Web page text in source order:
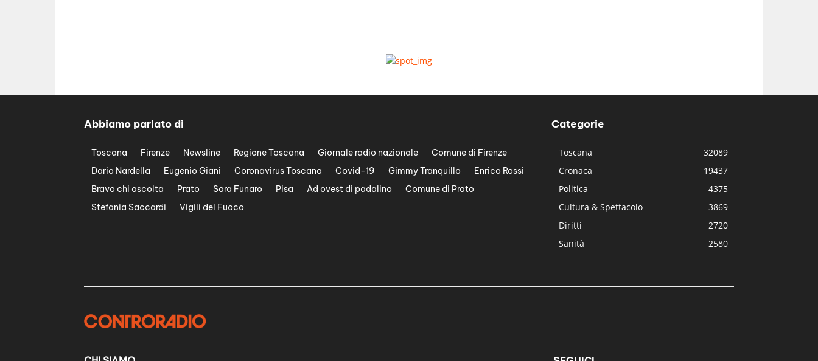
Abbiamo parlato di
Toscana Firenze Newsline Regione Toscana Giornale radio nazionale
Comune di Firenze
Dario Nardella
Eugenio Giani Coronavirus Toscana Covid-19 Gimmy Tranquillo
Enrico Rossi
Bravo chi ascolta
Prato Sara Funaro Pisa Ad ovest di padalino
Comune di Prato
Stefania Saccardi
Vigili del Fuoco
Categorie
Toscana
32089
Cronaca
19437
Politica
4375
Cultura & Spettacolo
3869
Diritti
2720
Sanità
2580